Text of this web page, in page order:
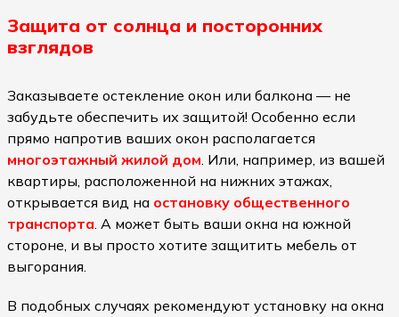
Защита от солнца и посторонних
взглядов
Заказываете остекление окон или балкона — не
забудьте обеспечить их защитой! Особенно если
прямо напротив ваших окон располагается
многоэтажный жилой дом. Или, например, из вашей
квартиры, расположенной на нижних этажах,
открывается вид на остановку общественного
транспорта. А может быть ваши окна на южной
стороне, и вы просто хотите защитить мебель от
выгорания.
В подобных случаях рекомендуют установку на окна